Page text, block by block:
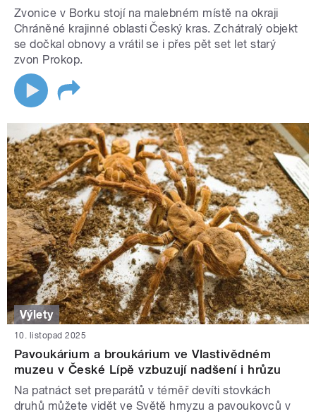
Zvonice v Borku stojí na malebném místě na okraji
Chráněné krajinné oblasti Český kras. Zchátralý objekt
se dočkal obnovy a vrátil se i přes pět set let starý
zvon Prokop.
Výlety
10. listopad 2025
Pavoukárium a broukárium ve Vlastivědném
muzeu v České Lípě vzbuzují nadšení i hrůzu
Na patnáct set preparátů v téměř devíti stovkách
druhů můžete vidět ve Světě hmyzu a pavoukovců v